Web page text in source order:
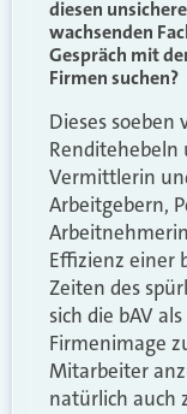
diesen
wachsenden
Gespräch mit
Firmen suchen?
Dieses soeben
Renditehebeln
Vermittlerin
Arbeitgebern,
Effizienz einer
Zeiten des
sich die bAV
Firmenimage
Mitarbeiter
natürlich auch